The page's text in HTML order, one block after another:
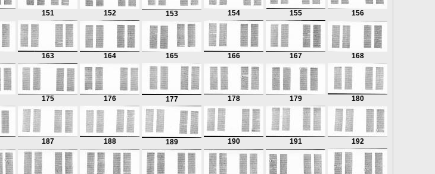
151 152 153 154 155 156
163 164 165 166 167 168
175 176 177 178 179 180
187 188 189 190 191 192